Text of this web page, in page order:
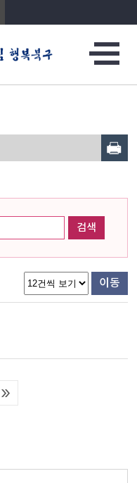
검색
이동